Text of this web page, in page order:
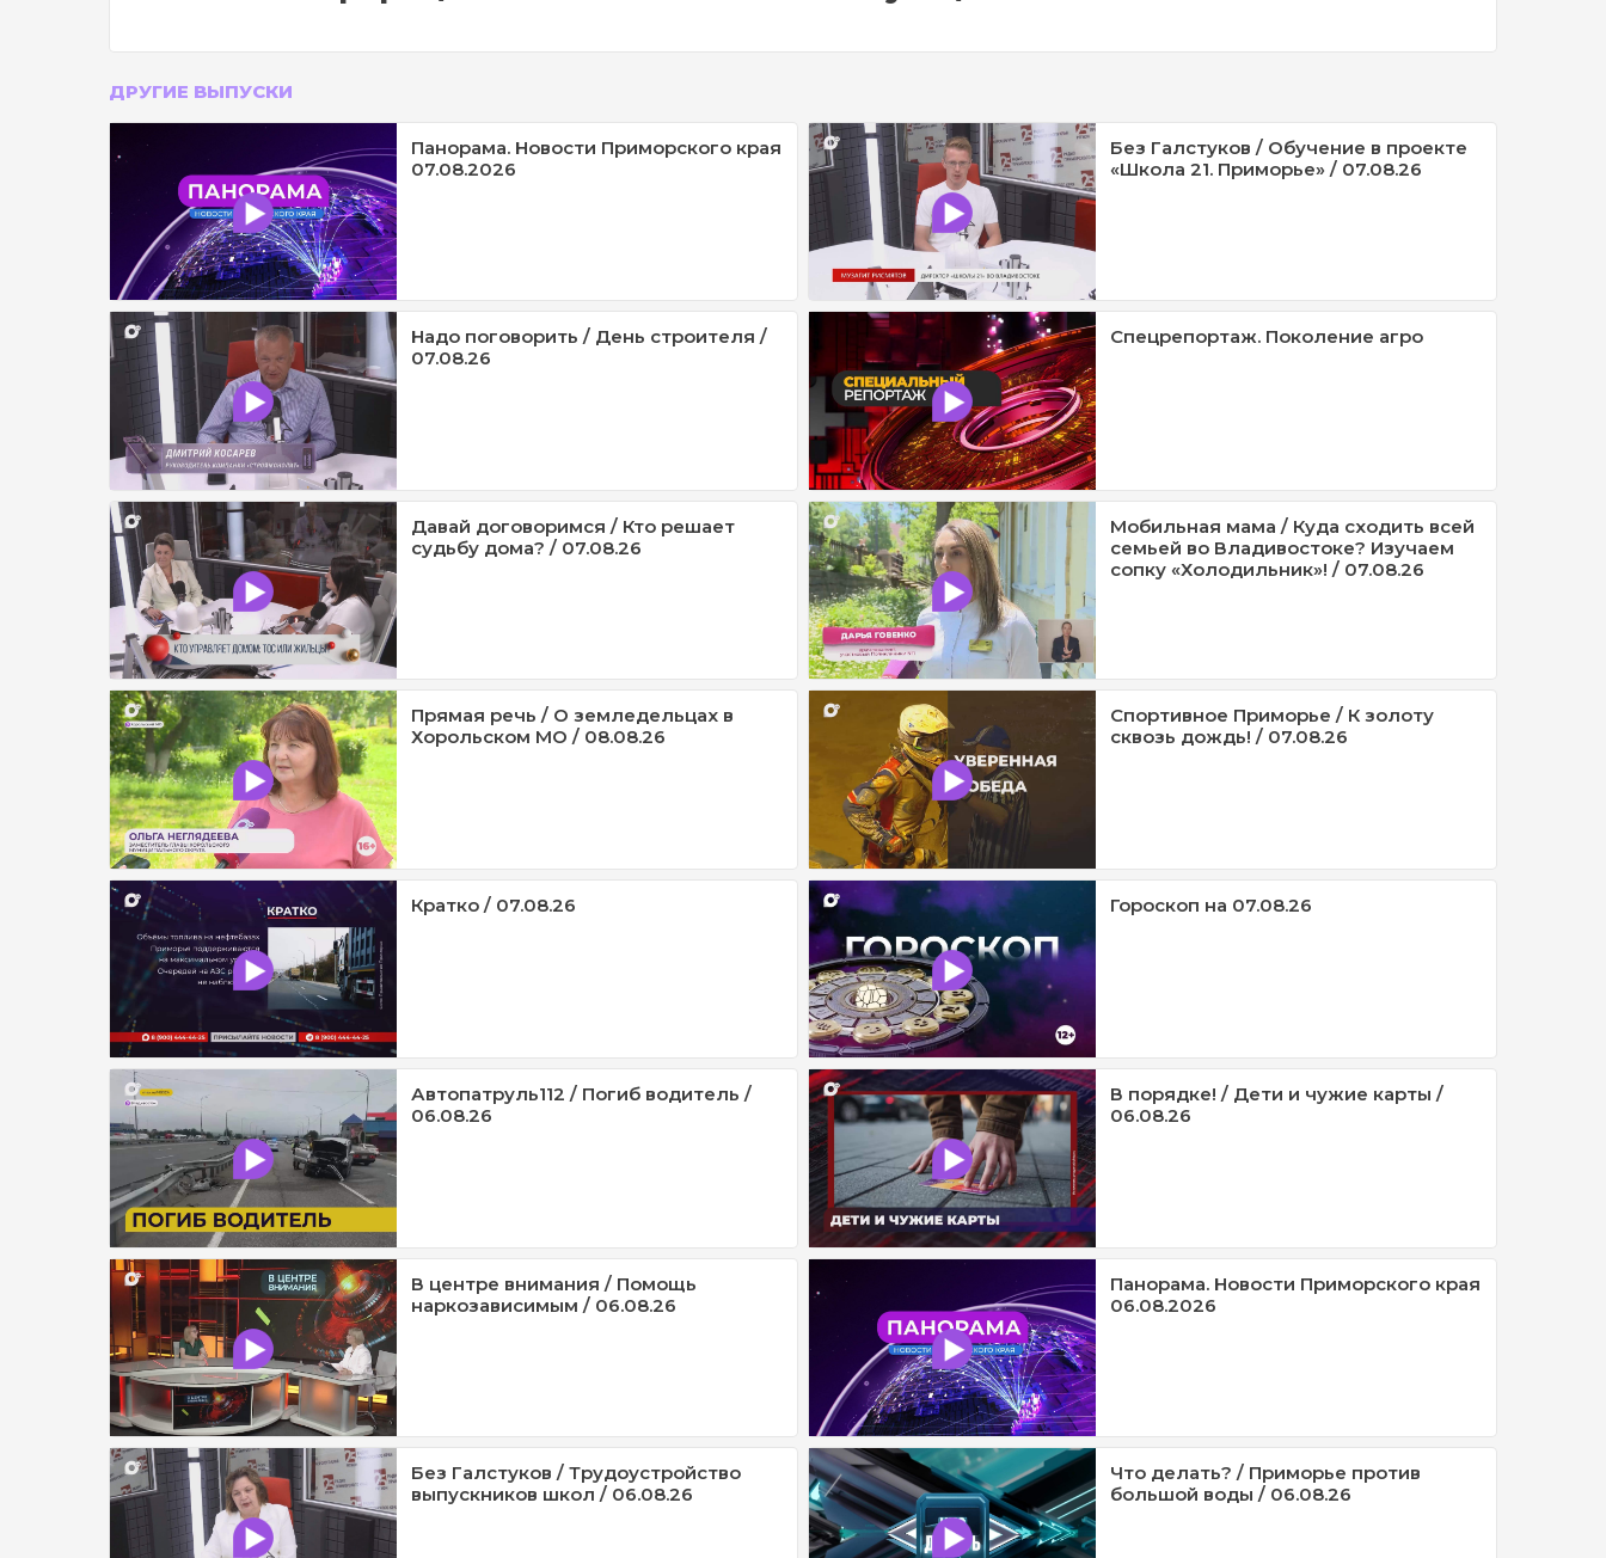
ДРУГИЕ ВЫПУСКИ
Панорама. Новости Приморского края
07.08.2026
Без Галстуков / Обучение в проекте
«Школа 21. Приморье» / 07.08.26
Надо поговорить / День строителя /
07.08.26
Спецрепортаж. Поколение агро
Давай договоримся / Кто решает
судьбу дома? / 07.08.26
Мобильная мама / Куда сходить всей
семьей во Владивостоке? Изучаем
сопку «Холодильник»! / 07.08.26
Прямая речь / О земледельцах в
Хорольском МО / 08.08.26
Спортивное Приморье / К золоту
сквозь дождь! / 07.08.26
Кратко / 07.08.26 Гороскоп на 07.08.26
Автопатруль112 / Погиб водитель /
06.08.26
В порядке! / Дети и чужие карты /
06.08.26
В центре внимания / Помощь
наркозависимым / 06.08.26
Панорама. Новости Приморского края
06.08.2026
Без Галстуков / Трудоустройство
выпускников школ / 06.08.26
Что делать? / Приморье против
большой воды / 06.08.26